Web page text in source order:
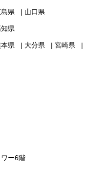
県 山口県
県
県 大分県
宮崎県
ー6階